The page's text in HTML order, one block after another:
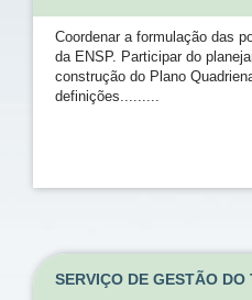
Coordenar a formulação das
da ENSP. Participar do
construção do Plano
definições.........
SERVIÇO DE GESTÃO